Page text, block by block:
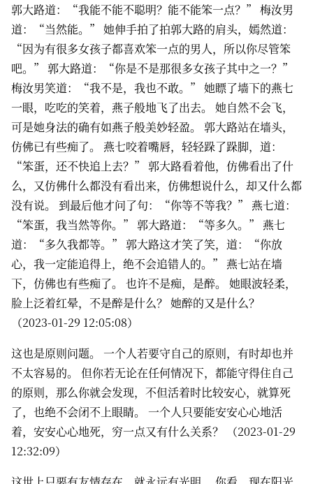
郭大路道：“我能不能不聪明？能不能笨一点？” 梅汝男
道：“当然能。” 她伸手拍了拍郭大路的肩头，嫣然道：
“因为有很多女孩子都喜欢笨一点的男人，所以你尽管笨
吧。” 郭大路道：“你是不是那很多女孩子其中之一？”
梅汝男笑道：“我不是，我也不敢。” 她瞟了墙下的燕七
一眼，吃吃的笑着，燕子般地飞了出去。 她自然不会飞，
可是她身法的确有如燕子般美妙轻盈。 郭大路站在墙头，
仿佛已有些痴了。 燕七咬着嘴唇，轻轻跺了跺脚，道：
“笨蛋，还不快追上去？” 郭大路看着他，仿佛看出了什
么，又仿佛什么都没有看出来，仿佛想说什么，却又什么都
没有说。 到最后他才问了句：“你等不等我？” 燕七道：
“笨蛋，我当然等你。” 郭大路道：“等多久。” 燕七
道：“多久我都等。” 郭大路这才笑了笑，道：“你放
心，我一定能追得上，绝不会追错人的。” 燕七站在墙
下，仿佛也有些痴了。 也许不是痴，是醉。 她眼波轻柔，
脸上泛着红晕，不是醉是什么？ 她醉的又是什么？
（2023-01-29 12:05:08）
这也是原则问题。 一个人若要守自己的原则，有时却也并
不太容易的。 但你若无论在任何情况下，都能守得住自己
的原则，那么你就会发现，不但活着时比较安心，就算死
了，也绝不会闭不上眼睛。 一个人只要能安安心心地活
着，安安心心地死，穷一点又有什么关系？ （2023-01-29
12:32:09）